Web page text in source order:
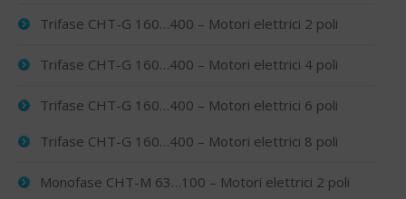
Trifase CHT-G 160…400 – Motori elettrici 2 poli
Trifase CHT-G 160…400 – Motori elettrici 4 poli
Trifase CHT-G 160…400 – Motori elettrici 6 poli
Trifase CHT-G 160…400 – Motori elettrici 8 poli
Monofase CHT-M 63…100 – Motori elettrici 2 poli